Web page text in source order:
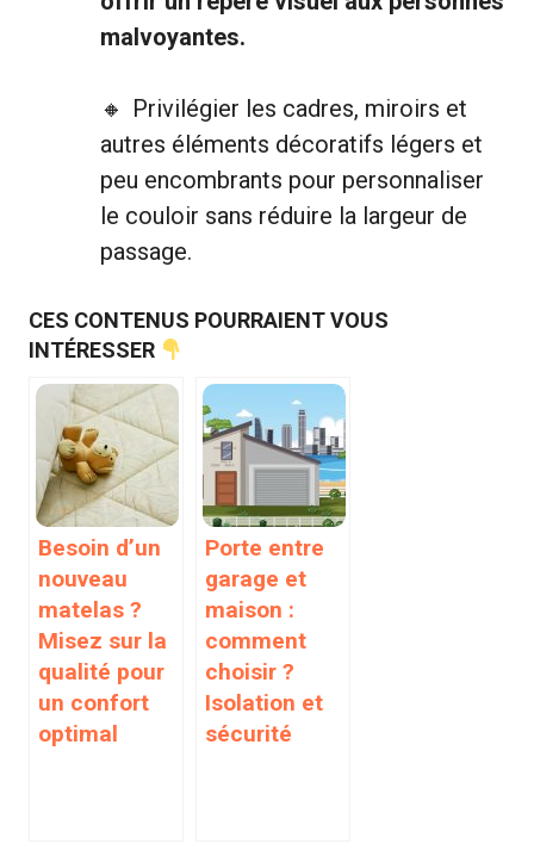
malvoyantes.
Privilégier les cadres, miroirs et
autres éléments décoratifs légers et
peu encombrants pour personnaliser
le couloir sans réduire la largeur de
passage.
CES CONTENUS POURRAIENT VOUS
INTÉRESSER
Besoin d’un
nouveau
matelas ?
Misez sur la
qualité pour
un confort
optimal
Porte entre
garage et
maison :
comment
choisir ?
Isolation et
sécurité